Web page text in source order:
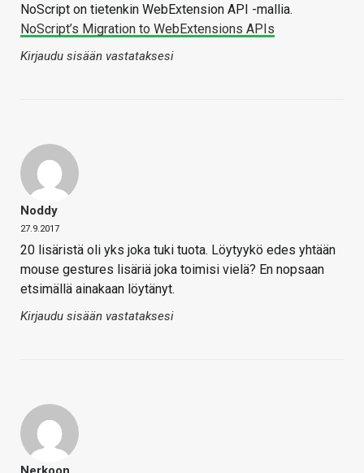
NoScript on tietenkin WebExtension API -mallia.
NoScript’s Migration to WebExtensions APIs
Kirjaudu sisään vastataksesi
Noddy
27.9.2017
20 lisäristä oli yks joka tuki tuota. Löytyykö edes yhtään
mouse gestures lisäriä joka toimisi vielä? En nopsaan
etsimällä ainakaan löytänyt.
Kirjaudu sisään vastataksesi